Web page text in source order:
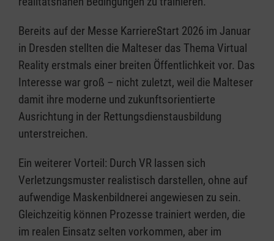
Bereits auf der Messe KarriereStart 2026 im Januar
in Dresden stellten die Malteser das Thema Virtual
Reality erstmals einer breiten Öffentlichkeit vor. Das
Interesse war groß – nicht zuletzt, weil die Malteser
damit ihre moderne und zukunftsorientierte
Ausrichtung in der Rettungsdienstausbildung
unterstreichen.
Ein weiterer Vorteil: Durch VR lassen sich
Verletzungsmuster realistisch darstellen, ohne auf
aufwendige Maskenbildnerei angewiesen zu sein.
Gleichzeitig können Prozesse trainiert werden, die
im realen Einsatz selten vorkommen, aber im